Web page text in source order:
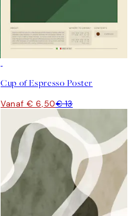
Cup of Espresso Poster
Vanaf € 6,50€ 13